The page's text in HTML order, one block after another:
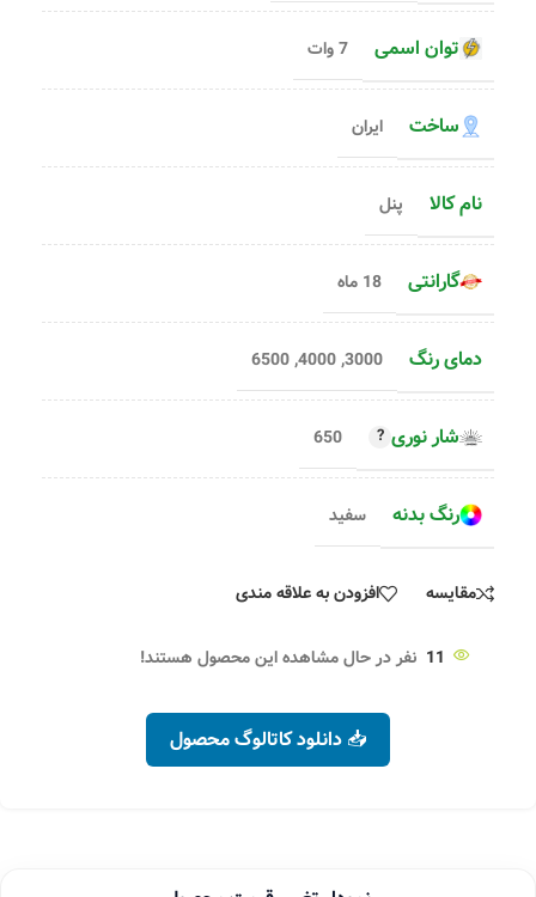
توان اسمی 7 وات
ساخت ایران
نام کالا پنل
گارانتی 18 ماه
دمای رنگ 3000
,
4000
,
6500
شار نوری 650
رنگ بدنه سفید
مقایسه افزودن به علاقه مندی
11 نفر در حال مشاهده این محصول هستند!
📥 دانلود کاتالوگ محصول